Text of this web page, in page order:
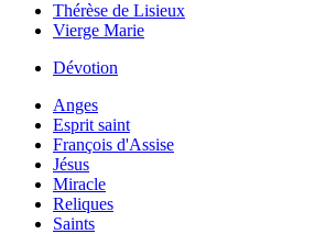
Thérèse de Lisieux
Vierge Marie
Dévotion
Anges
Esprit saint
François d'Assise
Jésus
Miracle
Reliques
Saints